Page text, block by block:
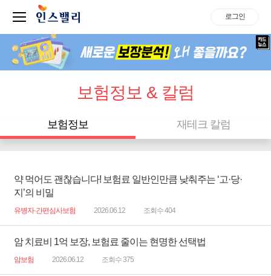
로그인
보험정보 & 칼럼
보험정보 재테크 칼럼
약 먹어도 괜찮습니다! 보험료 일반인만큼 낮춰주는 ‘고·당·
지’의 비밀
유병자·간편심사보험 2026.06.12 조회수 404
암 치료비 1억 보장, 보험료 줄이는 현명한 선택법
암보험 2026.06.12 조회수 375